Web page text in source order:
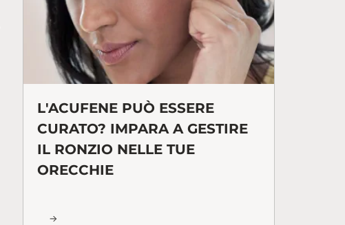
L'ACUFENE PUÒ ESSERE
CURATO? IMPARA A GESTIRE
IL RONZIO NELLE TUE
ORECCHIE